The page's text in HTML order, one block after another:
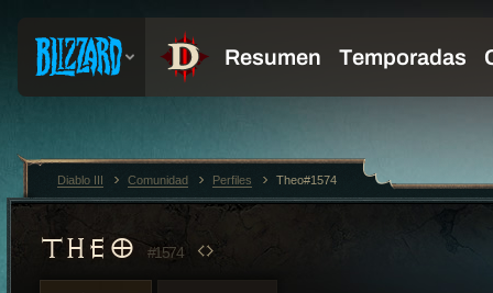
THEO #1574
Diablo III Comunidad Perfiles Theo#1574